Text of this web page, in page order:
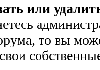
или
то вы